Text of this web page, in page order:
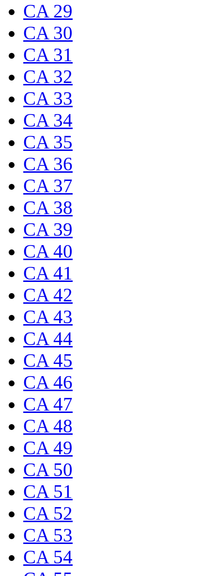
CA 29
CA 30
CA 31
CA 32
CA 33
CA 34
CA 35
CA 36
CA 37
CA 38
CA 39
CA 40
CA 41
CA 42
CA 43
CA 44
CA 45
CA 46
CA 47
CA 48
CA 49
CA 50
CA 51
CA 52
CA 53
CA 54